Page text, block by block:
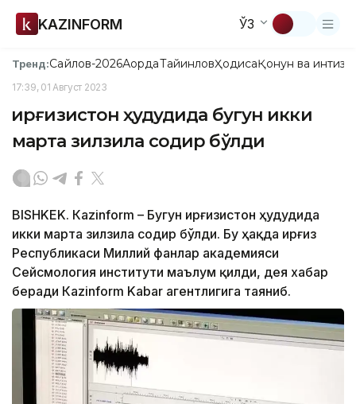
KAZINFORM ЎЗ
Тренд:Сайлов-2026АқордаТайинловҲодисаҚонун ва
17:39, 01 Август 2023
Қирғизистон ҳудудида бугун икки
марта зилзила содир бўлди
BISHKEK. Кazinform – Бугун Қирғизистон ҳудудида
икки марта зилзила содир бўлди. Бу ҳақда Қирғиз
Республикаси Миллий фанлар академияси
Сейсмология институти маълум қилди, дея хабар
беради Кazinform Kabar агентлигига таяниб.